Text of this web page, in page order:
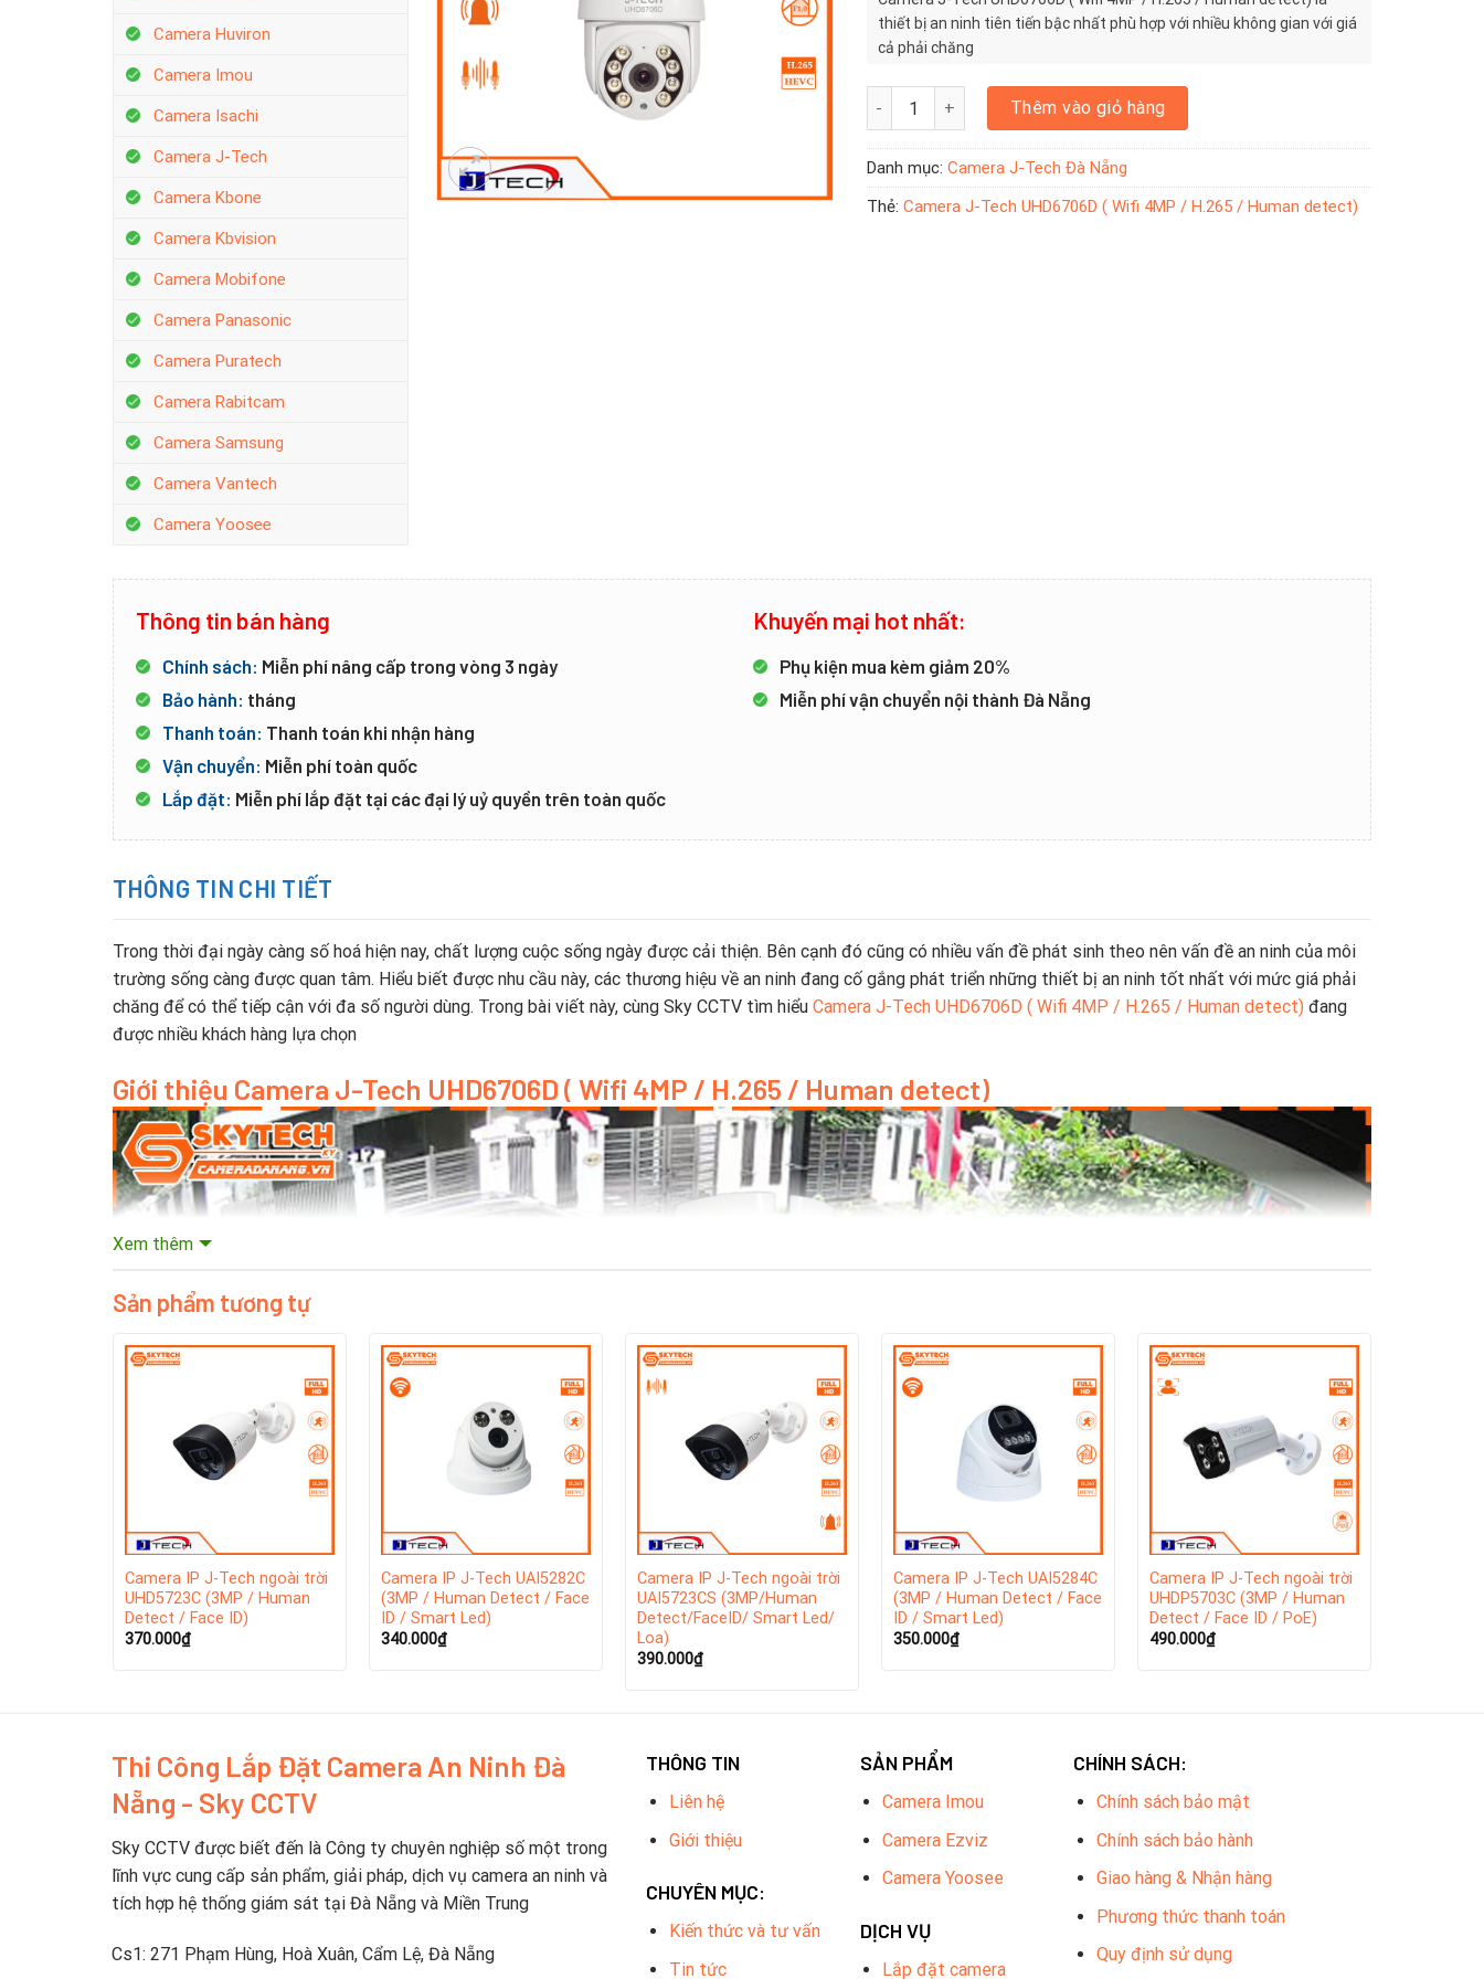
thiết bị an ninh tiên tiến bậc nhất phù hợp với nhiều không gian với giá
cả phải chăng
Camera J-Tech UHD6706D ( Wifi 4MP / H.265 / Human detect) số lượng
Thêm vào giỏ hàng
Danh mục: Camera J-Tech Đà Nẵng
Thẻ: Camera J-Tech UHD6706D ( Wifi 4MP / H.265 / Human detect)
Camera Huviron
Camera Imou
Camera Isachi
Camera J-Tech
Camera Kbone
Camera Kbvision
Camera Mobifone
Camera Panasonic
Camera Puratech
Camera Rabitcam
Camera Samsung
Camera Vantech
Camera Yoosee
Thông tin bán hàng
Chính sách: Miễn phí nâng cấp trong vòng 3 ngày
Bảo hành: tháng
Thanh toán: Thanh toán khi nhận hàng
Vận chuyển: Miễn phí toàn quốc
Lắp đặt: Miễn phí lắp đặt tại các đại lý uỷ quyền trên toàn quốc
Khuyến mại hot nhất:
Phụ kiện mua kèm giảm 20%
Miễn phí vận chuyển nội thành Đà Nẵng
THÔNG TIN CHI TIẾT
Trong thời đại ngày càng số hoá hiện nay, chất lượng cuộc sống ngày được cải thiện. Bên cạnh đó cũng có nhiều vấn đề phát sinh theo nên vấn đề an ninh của môi
trường sống càng được quan tâm. Hiểu biết được nhu cầu này, các thương hiệu về an ninh đang cố gắng phát triển những thiết bị an ninh tốt nhất với mức giá phải
chăng để có thể tiếp cận với đa số người dùng. Trong bài viết này, cùng Sky CCTV tìm hiểu Camera J-Tech UHD6706D ( Wifi 4MP / H.265 / Human detect) đang
được nhiều khách hàng lựa chọn
Giới thiệu Camera J-Tech UHD6706D ( Wifi 4MP / H.265 / Human detect)
Camera J-Tech UHD6706D ( Wifi 4MP / H.265 / Human detect) là một trong những lựa chọn hàng đầu cho hệ thống giám sát an ninh, được tích hợp công nghệ Wifi
tiên tiến và độ phân giải 4MP, cùng với chuẩn nén video H.265. Thiết bị này không chỉ mang lại sự linh hoạt trong cài đặt mà còn đảm bảo chất lượng hình ảnh cao
cùng khả năng tiết kiệm băng thông mạng và dung lượng lưu trữ.
Khi mua Camera Jtech Đà Nẵng tại Sky CCTV chúng tôi sẽ hỗ trợ bạn thiết bị Adapter
Xem thêm
Sản phẩm tương tự
Camera IP J-Tech ngoài trời
UHD5723C (3MP / Human
Detect / Face ID)
370.000₫
Camera IP J-Tech UAI5282C
(3MP / Human Detect / Face
ID / Smart Led)
340.000₫
Camera IP J-Tech ngoài trời
UAI5723CS (3MP/Human
Detect/FaceID/ Smart Led/
Loa)
390.000₫
Camera IP J-Tech UAI5284C
(3MP / Human Detect / Face
ID / Smart Led)
350.000₫
Camera IP J-Tech ngoài trời
UHDP5703C (3MP / Human
Detect / Face ID / PoE)
490.000₫
Thi Công Lắp Đặt Camera An Ninh Đà
Nẵng - Sky CCTV
Sky CCTV được biết đến là Công ty chuyên nghiệp số một trong
lĩnh vực cung cấp sản phẩm, giải pháp, dịch vụ camera an ninh và
tích hợp hệ thống giám sát tại Đà Nẵng và Miền Trung
Cs1: 271 Phạm Hùng, Hoà Xuân, Cẩm Lệ, Đà Nẵng
THÔNG TIN
Liên hệ
Giới thiệu
CHUYÊN MỤC:
Kiến thức và tư vấn
Tin tức
SẢN PHẨM
Camera Imou
Camera Ezviz
Camera Yoosee
DỊCH VỤ
Lắp đặt camera
CHÍNH SÁCH:
Chính sách bảo mật
Chính sách bảo hành
Giao hàng & Nhận hàng
Phương thức thanh toán
Quy định sử dụng